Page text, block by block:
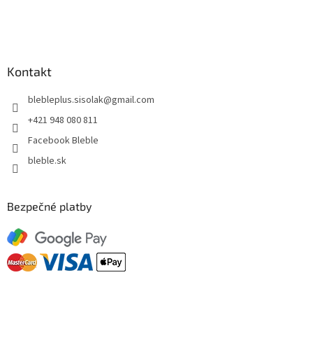
Kontakt
blebleplus.sisolak@gmail.com
+421 948 080 811
Facebook Bleble
bleble.sk
Bezpečné platby